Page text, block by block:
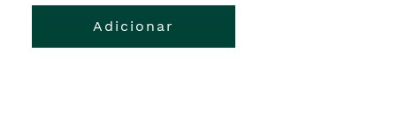
Adicionar